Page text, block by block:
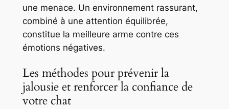
une menace. Un environnement rassurant,
combiné à une attention équilibrée,
constitue la meilleure arme contre ces
émotions négatives.
Les méthodes pour prévenir la
jalousie et renforcer la confiance de
votre chat